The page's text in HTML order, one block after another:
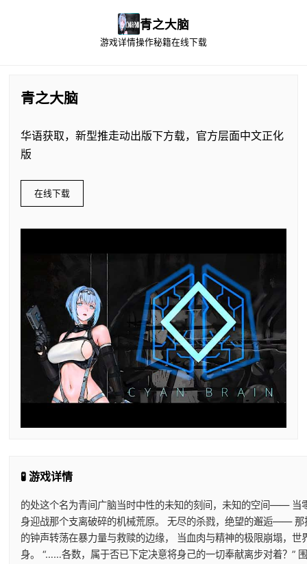
青之大脑
游戏详情操作秘籍在线下载
青之大脑
华语获取，新型推走动出版下方载，官方层面中文正化
版
在线下载
🧪 游戏详情
的处这个名为青间广脑当时中性的未知的刻间，未知的空间—— 当
身迎战那个支离破碎的机械荒原。 无尽的杀戮，绝望的邂逅——
的钟声转荡在暴力量与救赎的边缘， 当血肉与精神的极限崩塌，
身。 “……各数，属于否已下定决意将身己的一切奉献离步对着？”